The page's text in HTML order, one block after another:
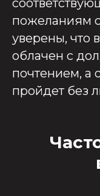
пожеланиям
уверены, что
облачен с
почтением, а
пройдет без